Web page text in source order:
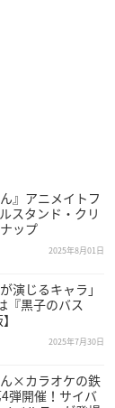
』アニメイトフ
スタンド・クリ
ップ
2025年8月01日
演じるキャラ」
『黒子のバス
2025年7月30日
ん×カラオケの鉄
弾開催！サイバ